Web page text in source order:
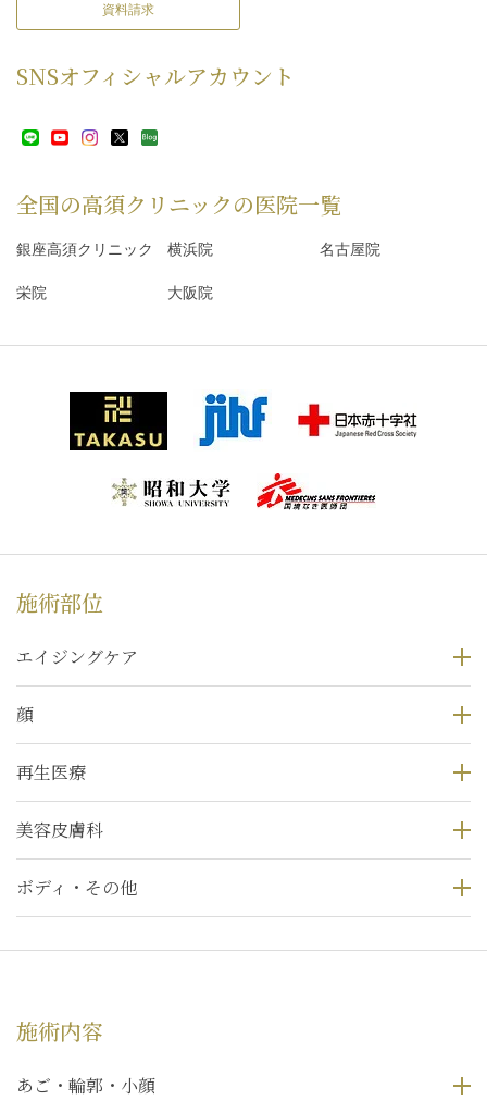
資料請求
SNSオフィシャルアカウント
全国の高須クリニックの医院一覧
銀座高須クリニック 横浜院 名古屋院
栄院 大阪院
施術部位
エイジングケア
顔
再生医療
美容皮膚科
ボディ・その他
施術内容
あご・輪郭・小顔